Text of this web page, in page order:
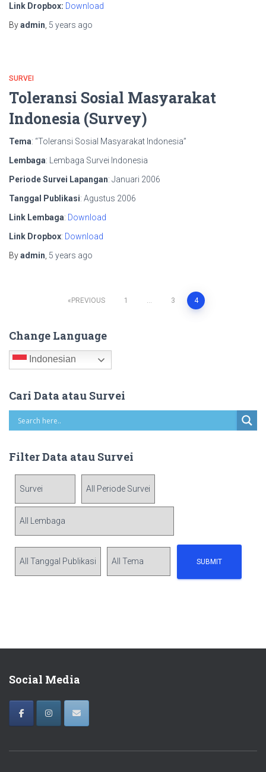
Link Dropbox: Download
Byadmin 5 years ago
SURVEI
Toleransi Sosial Masyarakat
Indonesia (Survey)
Tema: “Toleransi Sosial Masyarakat Indonesia”
Lembaga: Lembaga Survei Indonesia
Periode Survei Lapangan: Januari 2006
Tanggal Publikasi: Agustus 2006
Link Lembaga: Download
Link Dropbox: Download
Byadmin 5 years ago
pagination
PREVIOUS 1 … 3 4
Change Language
Indonesian
Cari Data atau Survei
Filter Data atau Survei
Social Media